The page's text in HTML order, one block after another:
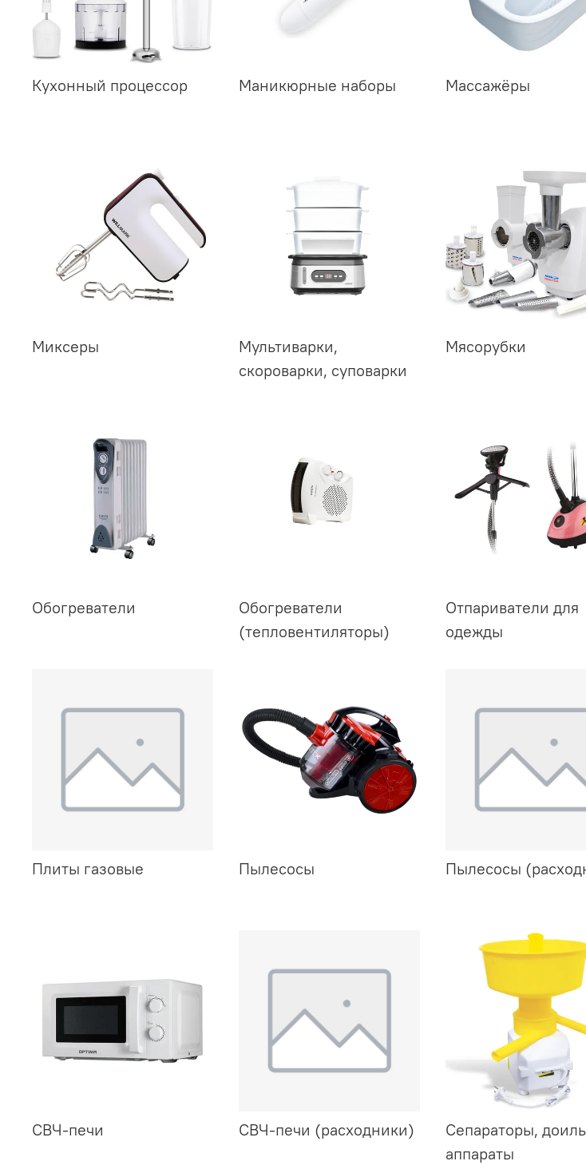
Кухонный процессор Маникюрные наборы Массажёры
Миксеры
Мультиварки,
скороварки, суповарки
Мясорубки
Обогреватели
Обогреватели
(тепловентиляторы)
Отпариватели для
одежды
Плиты газовые Пылесосы Пылесосы
СВЧ-печи СВЧ-печи (расходники)
Сепараторы,
аппараты